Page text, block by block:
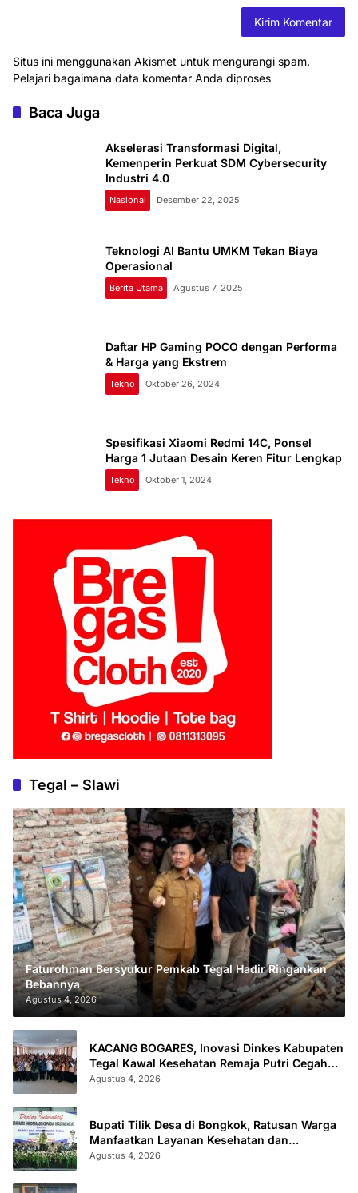
Situs ini menggunakan Akismet untuk mengurangi spam.
Pelajari bagaimana data komentar Anda diproses
Baca Juga
Akselerasi Transformasi Digital,
Kemenperin Perkuat SDM Cybersecurity
Industri 4.0
Nasional Desember 22, 2025
Teknologi AI Bantu UMKM Tekan Biaya
Operasional
Berita Utama Agustus 7, 2025
Daftar HP Gaming POCO dengan Performa
& Harga yang Ekstrem
Tekno Oktober 26, 2024
Spesifikasi Xiaomi Redmi 14C, Ponsel
Harga 1 Jutaan Desain Keren Fitur Lengkap
Tekno Oktober 1, 2024
Tegal – Slawi
Faturohman Bersyukur Pemkab Tegal Hadir Ringankan
Bebannya
Agustus 4, 2026
KACANG BOGARES, Inovasi Dinkes Kabupaten
Tegal Kawal Kesehatan Remaja Putri Cegah
Stunting
Agustus 4, 2026
Bupati Tilik Desa di Bongkok, Ratusan Warga
Manfaatkan Layanan Kesehatan dan
Administrasi
Agustus 4, 2026